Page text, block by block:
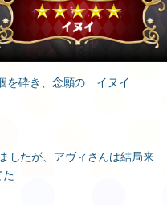
を砕き、念願の イヌイ
したが、アヴィさんは結局来
た